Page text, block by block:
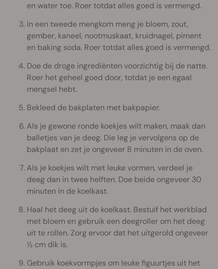
en water toe. Roer totdat alles goed is vermengd.
In een tweede mengkom meng je bloem, zout,
gember, kaneel, nootmuskaat, kruidnagel, piment
en baking soda. Roer totdat alles goed is vermengd.
Doe de droge ingrediënten voorzichtig bij de natte.
Roer het geheel goed door, totdat je een egaal
mengsel hebt.
Bekleed de bakplaten met bakpapier.
Als je gewone ronde koekjes wilt maken, maak dan
balletjes van je deeg. Die leg je vervolgens op de
bakplaat en zet je ongeveer 8 minuten in de oven.
Als je koekjes wilt met leuke vormen, verdeel je
deeg dan in twee helften. Doe beide ongeveer 30
minuten in de koelkast.
Haal het deeg uit de koelkast. Bestuif het werkblad
met bloem en gebruik een deegroller om het deeg
uit te rollen. Zorg ervoor dat het uitgerold ongeveer
½ cm dik is.
Gebruik koekvormpjes om leuke figuurtjes uit het